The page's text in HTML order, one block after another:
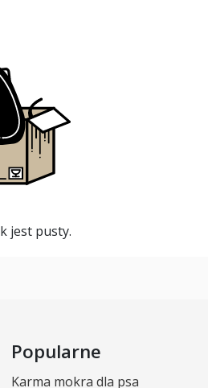
jest pusty.
Popularne
Karma mokra dla psa